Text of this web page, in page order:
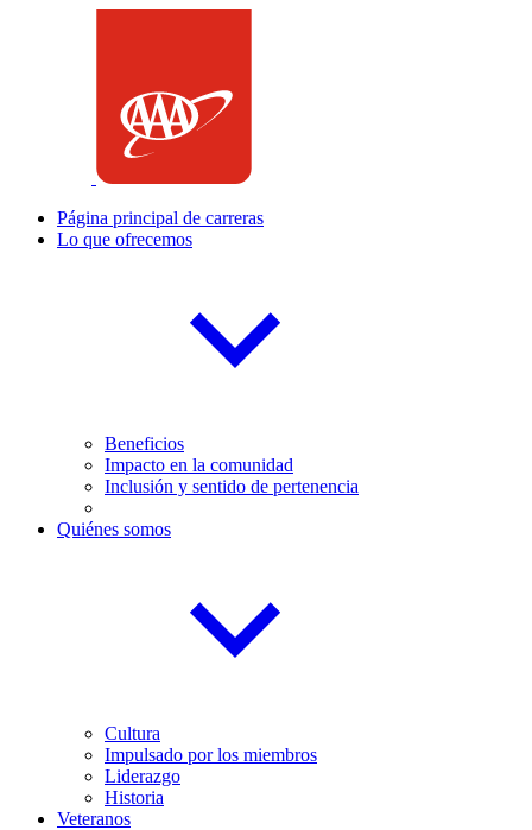
Página principal de carreras
Lo que ofrecemos
Beneficios
Impacto en la comunidad
Inclusión y sentido de pertenencia
Quiénes somos
Cultura
Impulsado por los miembros
Liderazgo
Historia
Veteranos